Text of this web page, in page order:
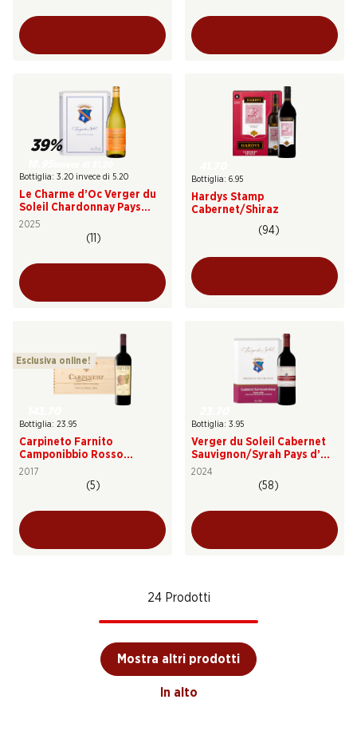
39%
Bottiglia: 3.20 invece di 5.20
Le Charme d’Oc Verger du
Soleil Chardonnay Pays
d’Oc IGP
2025
(11)
Bottiglia: 6.95
Hardys Stamp
Cabernet/Shiraz
(94)
Esclusiva online!
Bottiglia: 23.95
Carpineto Farnito
Camponibbio Rosso
Toscana IGT
2017
(5)
Bottiglia: 3.95
Verger du Soleil Cabernet
Sauvignon/Syrah Pays d’Oc
IGP
2024
(58)
24 Prodotti
Mostra altri prodotti
In alto